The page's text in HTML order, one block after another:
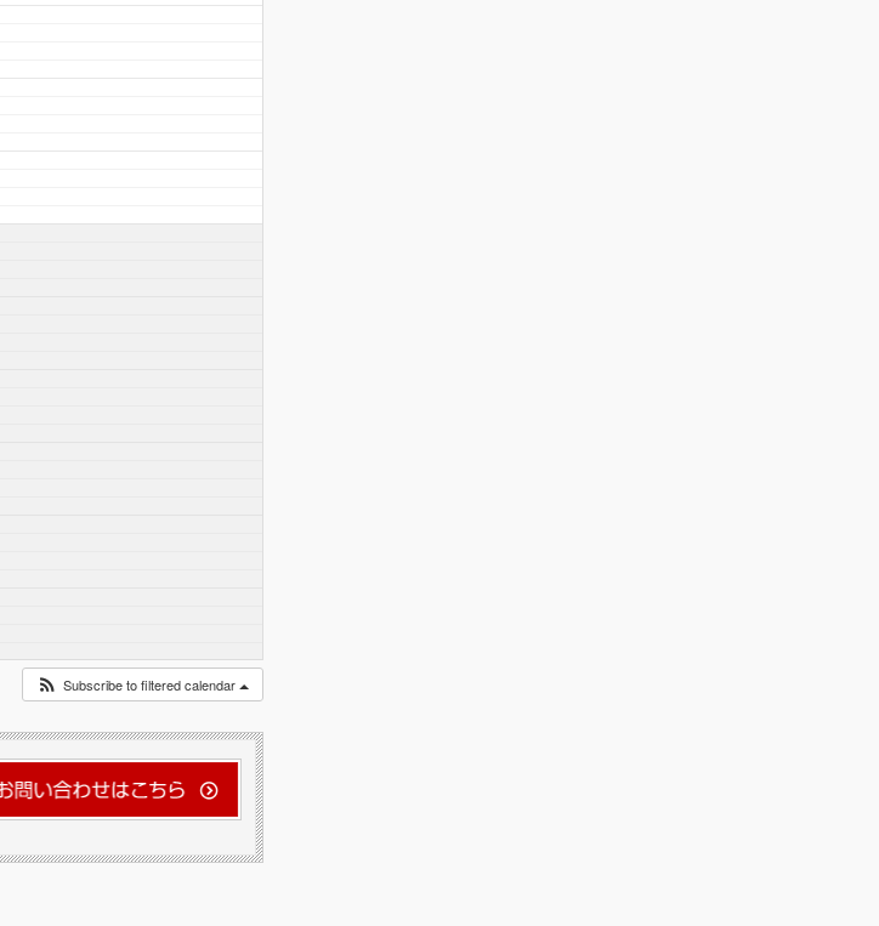
Subscribe to filtered calendar